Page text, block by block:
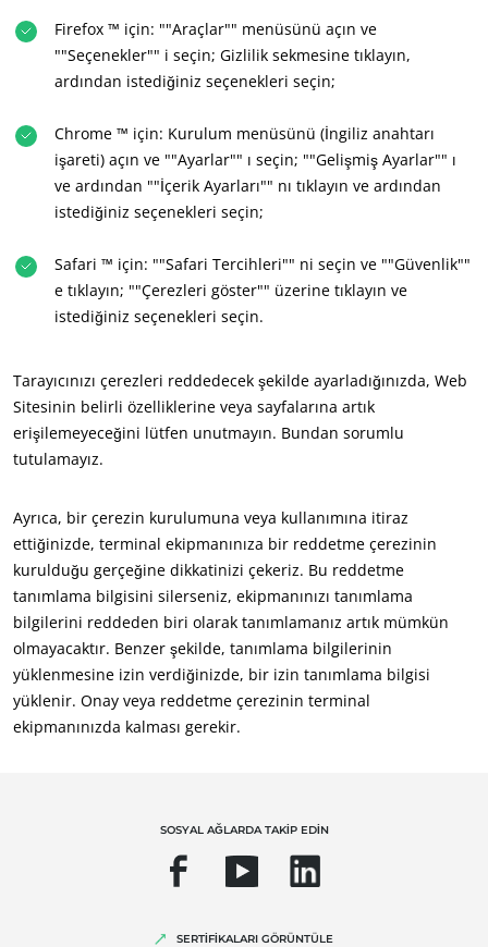
Dayanıklı malzemeler
Inputs
UZMANLIKLARIMIZ
Organik Tarım
Kurumsal Sosyal Sorumluluk
Biyoçeşitlilik ve iklim değişikliği
Firefox ™ için: ""Araçlar"" menüsünü açın ve
""Seçenekler"" i seçin; Gizlilik sekmesine tıklayın,
ardından istediğiniz seçenekleri seçin;
Chrome ™ için: Kurulum menüsünü (İngiliz anahtarı
işareti) açın ve ""Ayarlar"" ı seçin; ""Gelişmiş Ayarlar"" ı
ve ardından ""İçerik Ayarları"" nı tıklayın ve ardından
istediğiniz seçenekleri seçin;
Safari ™ için: ""Safari Tercihleri"" ni seçin ve ""Güvenlik""
e tıklayın; ""Çerezleri göster"" üzerine tıklayın ve
istediğiniz seçenekleri seçin.
Tarayıcınızı çerezleri reddedecek şekilde ayarladığınızda, Web
Sitesinin belirli özelliklerine veya sayfalarına artık
erişilemeyeceğini lütfen unutmayın. Bundan sorumlu
tutulamayız.
Ayrıca, bir çerezin kurulumuna veya kullanımına itiraz
ettiğinizde, terminal ekipmanınıza bir reddetme çerezinin
kurulduğu gerçeğine dikkatinizi çekeriz. Bu reddetme
tanımlama bilgisini silerseniz, ekipmanınızı tanımlama
bilgilerini reddeden biri olarak tanımlamanız artık mümkün
olmayacaktır. Benzer şekilde, tanımlama bilgilerinin
yüklenmesine izin verdiğinizde, bir izin tanımlama bilgisi
yüklenir. Onay veya reddetme çerezinin terminal
ekipmanınızda kalması gerekir.
SOSYAL AĞLARDA TAKİP EDİN
SERTİFİKALARI GÖRÜNTÜLE